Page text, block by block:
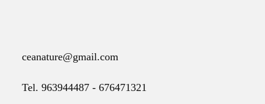
ceanature@gmail.com
Tel. 963944487 - 676471321